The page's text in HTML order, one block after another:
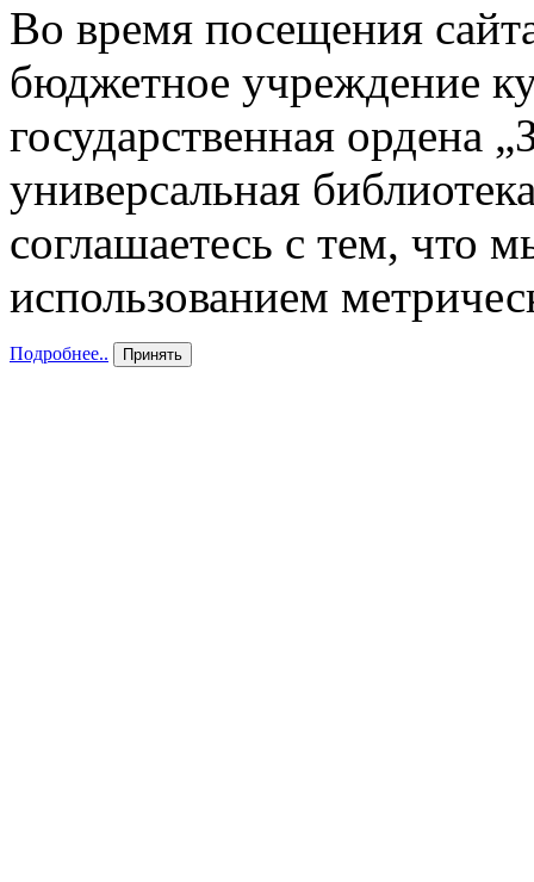
Во время посещения
бюджетное учреждение
государственная ордена
универсальная
соглашаетесь с тем, что
использованием
Подробнее.. Принять